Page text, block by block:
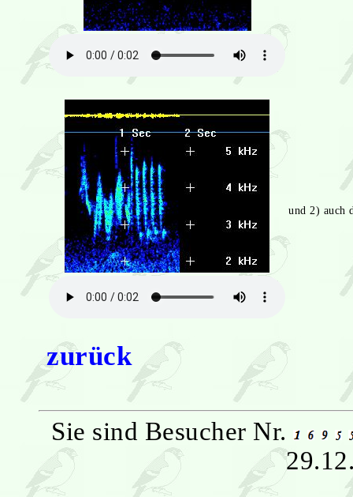
und 2) auch
zurück
Sie sind Besucher Nr.